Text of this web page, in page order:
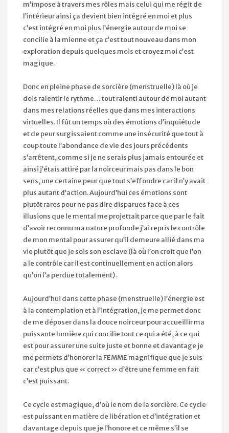
m’impose à travers mes rôles mais celui qui me régit de
l’intérieur ainsi ça devient bien intégré en moi et plus
c’est intégré en moi plus l’énergie autour de moi se
concilie à la mienne et ça c’est tout nouveau dans mon
exploration depuis quelques mois et croyez moi c’est
magique.
Donc en pleine phase de sorcière (menstruelle) là où je
dois ralentir le rythme… tout ralenti autour de moi autant
dans mes relations réelles que dans mes interactions
virtuelles. Il fût un temps où des émotions d’inquiétude
et de peur surgissaient comme une insécurité que tout à
coup toute l’abondance de vie des jours précédents
s’arrêtent, comme si je ne serais plus jamais entourée et
ainsi j’étais attiré par la noirceur mais pas dans le bon
sens, une certaine peur que tout s’effondre car il n’y avait
plus autant d’action. Aujourd’hui ces émotions sont
plutôt rares pour ne pas dire disparues face à ces
illusions que le mental me projettait parce que par le fait
d’avoir reconnu ma nature profonde j’ai repris le contrôle
de mon mental pour assurer qu’il demeure allié dans ma
vie plutôt que je sois son esclave (là où l’on croit que l’on
a le contrôle car il est continuellement en action alors
qu’on l’a perdue totalement) .
Aujourd’hui dans cette phase (menstruelle) l’énergie est
à la contemplation et à l’intégration, je me permet donc
de me déposer dans la douce noirceur pour accueillir ma
puissante lumière qui concilie tout ce qui a été, à ce qui
est pour assurer une suite juste et bonne et davantage je
me permets d’honorer la FEMME magnifique que je suis
car c’est plus que « correct » d’être une femme en fait
c’est puissant.
Ce cycle est magique, d’où le nom de la sorcière. Ce cycle
est puissant en matière de libération et d’intégration et
davantage depuis que je l’honore et ce même s’il se